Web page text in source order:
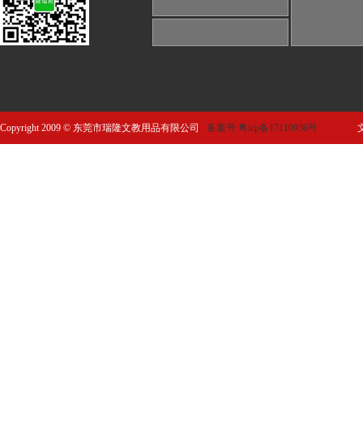
Copyright 2009 © 东莞市瑞隆文教用品有限公司 备案号:粤icp备17110936号